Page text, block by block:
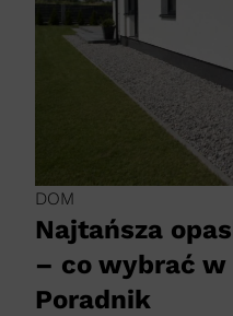
DOM
Najtańsza
– co wybrać w
Poradnik